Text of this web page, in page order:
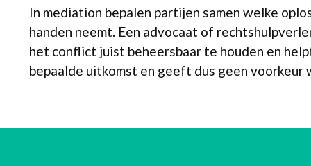
In mediation bepalen partijen samen welke
handen neemt. Een advocaat of
het conflict juist beheersbaar te houden en
bepaalde uitkomst en geeft dus geen